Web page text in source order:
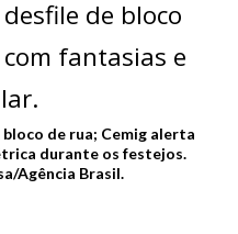
de rua; Cemig alerta
durante os festejos.
Agência Brasil.